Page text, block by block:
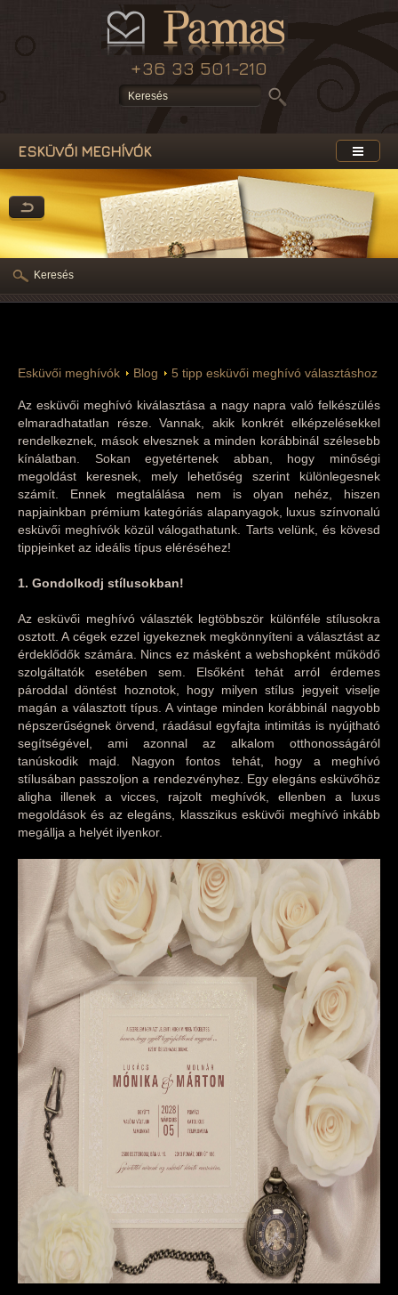
+36 33 501-210
ESKÜVŐI MEGHÍVÓK
Esküvői meghívók Blog 5 tipp esküvői meghívó választáshoz
Az esküvői meghívó kiválasztása a nagy napra való felkészülés
elmaradhatatlan része. Vannak, akik konkrét elképzelésekkel
rendelkeznek, mások elvesznek a minden korábbinál szélesebb
kínálatban. Sokan egyetértenek abban, hogy minőségi
megoldást keresnek, mely lehetőség szerint különlegesnek
számít. Ennek megtalálása nem is olyan nehéz, hiszen
napjainkban prémium kategóriás alapanyagok, luxus színvonalú
esküvői meghívók közül válogathatunk. Tarts velünk, és kövesd
tippjeinket az ideális típus eléréséhez!
1. Gondolkodj stílusokban!
Az esküvői meghívó választék legtöbbször különféle stílusokra
osztott. A cégek ezzel igyekeznek megkönnyíteni a választást az
érdeklődők számára. Nincs ez másként a webshopként működő
szolgáltatók esetében sem. Elsőként tehát arról érdemes
pároddal döntést hoznotok, hogy milyen stílus jegyeit viselje
magán a választott típus. A vintage minden korábbinál nagyobb
népszerűségnek örvend, ráadásul egyfajta intimitás is nyújtható
segítségével, ami azonnal az alkalom otthonosságáról
tanúskodik majd. Nagyon fontos tehát, hogy a meghívó
stílusában passzoljon a rendezvényhez. Egy elegáns esküvőhöz
aligha illenek a vicces, rajzolt meghívók, ellenben a luxus
megoldások és az elegáns, klasszikus esküvői meghívó inkább
megállja a helyét ilyenkor.
Keresés